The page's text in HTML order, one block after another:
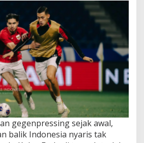
gegenpressing sejak awal,
balik Indonesia nyaris tak